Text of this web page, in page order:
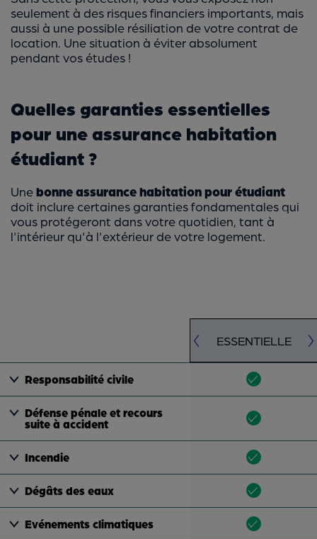
seulement à des risques financiers importants, mais
aussi à une possible résiliation de votre contrat de
location. Une situation à éviter absolument
pendant vos études !
Quelles garanties essentielles
pour une assurance habitation
étudiant ?
Unebonne assurance habitation pour étudiant
doit inclure certaines garanties fondamentales qui
vous protégeront dans votre quotidien, tant à
l'intérieur qu'à l'extérieur de votre logement.
ESSENTIELLE
Responsabilité civile
Défense pénale et recours
suite à accident
Incendie
Dégâts des eaux
Evénements climatiques